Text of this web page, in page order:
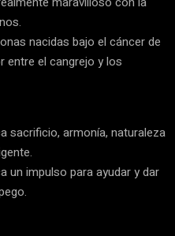
nacidas bajo el cáncer de
entre el cangrejo y los
sacrificio, armonía, naturaleza
un impulso para ayudar y dar